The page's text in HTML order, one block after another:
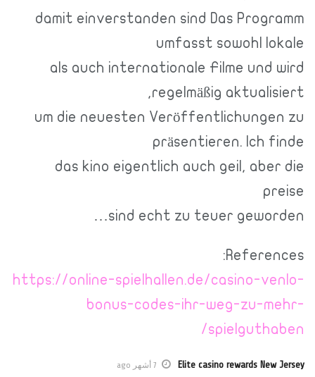
damit einverstanden sind Das Programm
umfasst sowohl lokale
als auch internationale Filme und wird
regelmäßig aktualisiert,
um die neuesten Veröffentlichungen zu
präsentieren. Ich finde
das kino eigentlich auch geil, aber die
preise
sind echt zu teuer geworden…
References:
https://online-spielhallen.de/casino-venlo-
bonus-codes-ihr-weg-zu-mehr-
spielguthaben/
Elite casino rewards New Jersey 7 أشهر ago